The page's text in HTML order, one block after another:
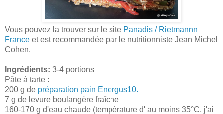
Vous pouvez la trouver sur le site Panadis / Rietmannn
France et est recommandée par le nutritionniste Jean Michel
Cohen.
Ingrédients: 3-4 portions
Pâte à tarte :
200 g de préparation pain Energus10.
7 g de levure boulangère fraîche
160-170 g d'eau chaude (température d' au moins 35°C, j'ai